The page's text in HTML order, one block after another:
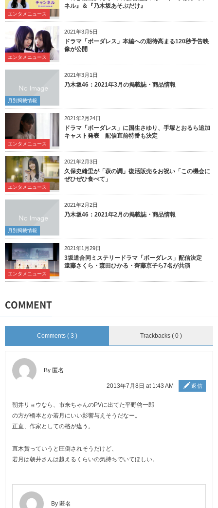
エンタメニュース
ネル』＆『乃木坂あそぶだけ』
2021年3月5日
エンタメニュース
ドラマ「ボーダレス」本編への期待高まる120秒予告映
像が公開
2021年3月1日
月別掲載情報
乃木坂46：2021年3月の掲載誌・商品情報
2021年2月24日
エンタメニュース
ドラマ「ボーダレス」に国生さゆり、手塚とおるら追加
キャスト発表 配信直前特番も決定
2021年2月3日
エンタメニュース
久保史緒里が「萩の調」復活販売をお祝い「この機会に
ぜひぜひ食べて」
2021年2月2日
月別掲載情報
乃木坂46：2021年2月の掲載誌・商品情報
2021年1月29日
エンタメニュース
3坂道合同ミステリードラマ「ボーダレス」配信決定
遠藤さくら・森田ひかる・齊藤京子ら7名が共演
COMMENT
Comments ( 3 ) Trackbacks ( 0 )
By 匿名
2013年7月8日 at 1:43 AM 返信
朝井リョウなら、市来ちゃんのPVに出てた平野啓一郎
の方が橋本とか若月にいい影響与えそうだなー。
正直、作家としての格が違う。
直木賞っていうと圧倒されそうだけど、
若月は朝井さんは越えるくらいの気持ちでいてほしい。
By 匿名